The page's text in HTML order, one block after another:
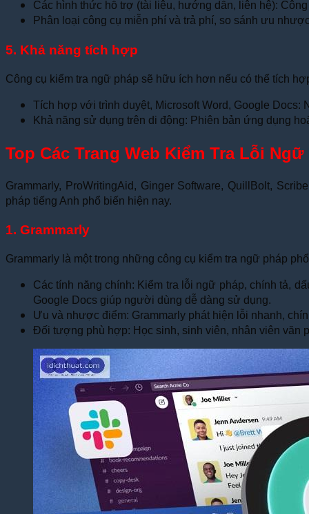
Các hình thức hỗ trợ (tài liệu, hướng dẫn, liên hệ):
Phân loại công cụ miễn phí và trả phí, so sánh ưu
5. Khả năng tích hợp
Công cụ kiểm tra ngữ pháp sẽ hữu ích hơn nếu có thể tích
Tích hợp với trình duyệt, Microsoft Word, Google Docs:
Khả năng sử dụng trên di động: Phiên bản ứng dụng
Top Các Trang Web Kiểm Tra Lỗi
Grammarly, ProWritingAid, Ginger Software, QuillBolt,
pháp tiếng Anh phổ biến hiện nay.
1. Grammarly
Grammarly là một trong những công cụ kiểm tra ngữ pháp
Các tính năng chính: Kiểm tra lỗi ngữ pháp, chính tả,
Google Docs giúp người dùng dễ dàng sử dụng.
Ưu và nhược điểm: Grammarly phát hiện lỗi nhanh,
Đối tượng phù hợp: Học sinh, sinh viên, nhân viên văn